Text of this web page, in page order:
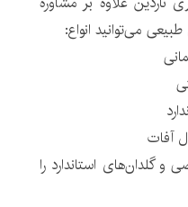
می‌توانید انواع:
آفات
گلدان‌های استاندارد را